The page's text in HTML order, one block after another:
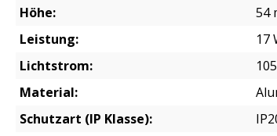
Höhe:
54
Leistung:
17
Lichtstrom:
Material:
Schutzart (IP Klasse):